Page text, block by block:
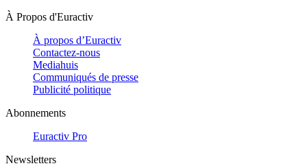
À Propos d'Euractiv
À propos d’Euractiv
Contactez-nous
Mediahuis
Communiqués de presse
Publicité politique
Abonnements
Euractiv Pro
Newsletters